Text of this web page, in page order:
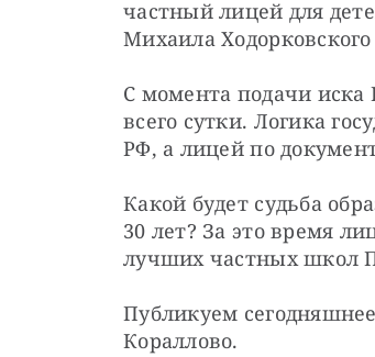
частный лицей для
Михаила
С момента подачи иска
всего сутки. Логика
РФ, а лицей по
Какой будет судьба
30 лет? За это время
лучших частных школ
Публикуем
Кораллово.